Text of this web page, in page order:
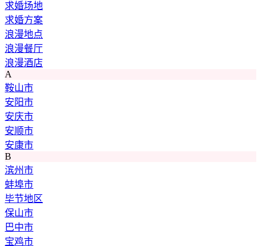
求婚场地
求婚方案
浪漫地点
浪漫餐厅
浪漫酒店
A
鞍山市
安阳市
安庆市
安顺市
安康市
B
滨州市
蚌埠市
毕节地区
保山市
巴中市
宝鸡市